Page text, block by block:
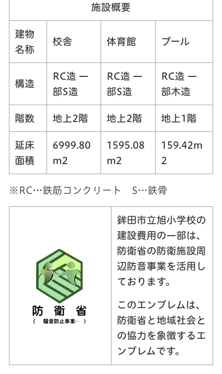
施設概要
建物
名称
校舎 体育館 プール
構造
RC造 一
部S造
RC造 一
部S造
RC造 一
部木造
階数 地上2階 地上2階 地上1階
延床
面積
6999.80
m2
1595.08
m2
159.42m
2
※RC…鉄筋コンクリート S…鉄骨
鉾田市立旭小学校の
建設費用の一部は、
防衛省の防衛施設周
辺防音事業を活用し
ております。
このエンブレムは、
防衛省と地域社会と
の協力を象徴するエ
ンブレムです。